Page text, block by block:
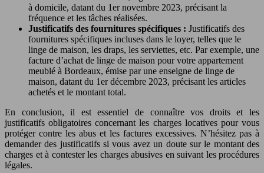
à domicile, datant du 1er novembre 2023, précisant la
fréquence et les tâches réalisées.
Justificatifs des fournitures spécifiques : Justificatifs des
fournitures spécifiques incluses dans le loyer, telles que le
linge de maison, les draps, les serviettes, etc. Par exemple, une
facture d’achat de linge de maison pour votre appartement
meublé à Bordeaux, émise par une enseigne de linge de
maison, datant du 1er décembre 2023, précisant les articles
achetés et le montant total.
En conclusion, il est essentiel de connaître vos droits et les
justificatifs obligatoires concernant les charges locatives pour vous
protéger contre les abus et les factures excessives. N’hésitez pas à
demander des justificatifs si vous avez un doute sur le montant des
charges et à contester les charges abusives en suivant les procédures
légales.